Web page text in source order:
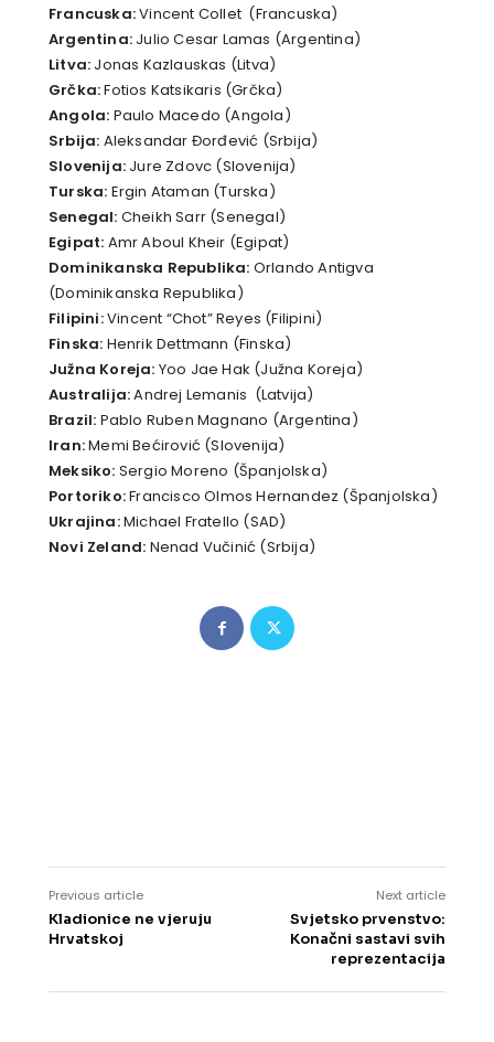
Francuska:Vincent Collet (Francuska)
Argentina: Julio Cesar Lamas (Argentina)
Litva: Jonas Kazlauskas (Litva)
Grčka:Fotios Katsikaris (Grčka)
Angola: Paulo Macedo (Angola)
Srbija: Aleksandar Đorđević (Srbija)
Slovenija: Jure Zdovc (Slovenija)
Turska: Ergin Ataman (Turska)
Senegal: Cheikh Sarr (Senegal)
Egipat: Amr Aboul Kheir (Egipat)
Dominikanska Republika: Orlando Antigva
(Dominikanska Republika)
Filipini:Vincent “Chot” Reyes (Filipini)
Finska: Henrik Dettmann (Finska)
Južna Koreja: Yoo Jae Hak (Južna Koreja)
Australija:Andrej Lemanis (Latvija)
Brazil: Pablo Ruben Magnano (Argentina)
Iran:Memi Bećirović (Slovenija)
Meksiko: Sergio Moreno (Španjolska)
Portoriko:Francisco Olmos Hernandez (Španjolska)
Ukrajina:Michael Fratello (SAD)
Novi Zeland: Nenad Vučinić (Srbija)
Previous article
Kladionice ne vjeruju
Hrvatskoj
Next article
Svjetsko prvenstvo:
Konačni sastavi svih
reprezentacija